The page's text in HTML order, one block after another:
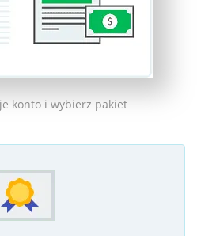
konto i wybierz pakiet